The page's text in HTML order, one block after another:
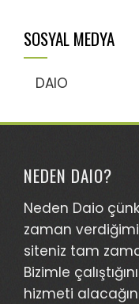
SOSYAL MEDYA
DAIO
NEDEN DAIO?
Neden Daio
zaman
siteniz tam
Bizimle
hizmeti